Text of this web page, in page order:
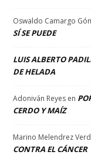
Oswaldo Camargo
SÍ SE PUEDE
LUIS ALBERTO
DE HELADA
Adoniván Reyes en
CERDO Y MAÍZ
Marino Melendrez
CONTRA EL CÁNCER